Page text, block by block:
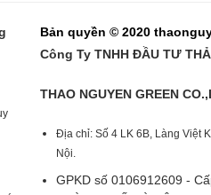
Bản quyền © 2020
Công Ty TNHH ĐẦU TƯ
THAO NGUYEN GREEN
Địa chỉ: Số 4 LK 6B, Làng Việt
Nội.
GPKD số 0106912609 -